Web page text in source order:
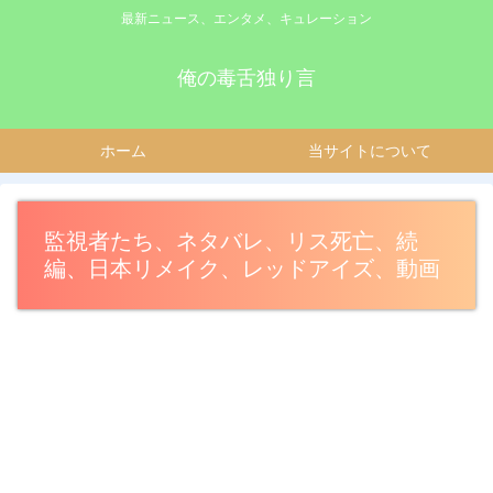
最新ニュース、エンタメ、キュレーション
俺の毒舌独り言
ホーム 当サイトについて
監視者たち、ネタバレ、リス死亡、続
編、日本リメイク、レッドアイズ、動画